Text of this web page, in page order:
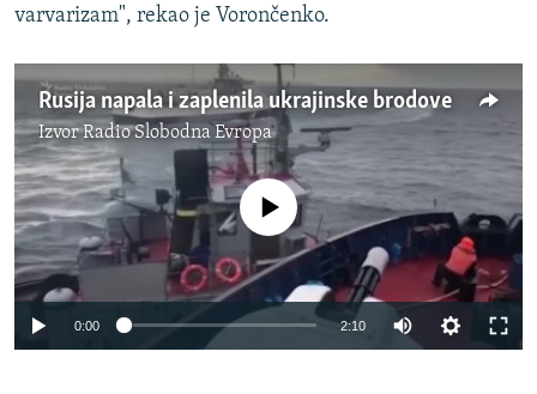
varvarizam", rekao je Vorončenko.
Rusija napala i zaplenila ukrajinske brodove
IzvorRadio Slobodna Evropa
No media source currently available
0:00 2:10